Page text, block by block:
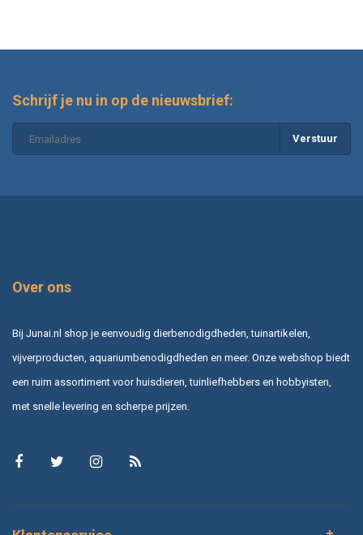
Schrijf je nu in op de nieuwsbrief:
Verstuur
Over ons
Bij Junai.nl shop je eenvoudig dierbenodigdheden, tuinartikelen,
vijverproducten, aquariumbenodigdheden en meer. Onze webshop biedt
een ruim assortiment voor huisdieren, tuinliefhebbers en hobbyisten,
met snelle levering en scherpe prijzen.